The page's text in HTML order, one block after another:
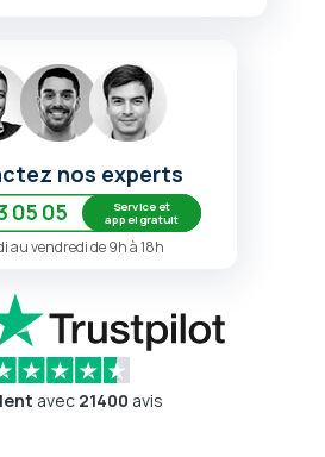
nos experts
05 05
Service et
appel gratuit
au vendredi de 9h à 18h
avec 21400 avis